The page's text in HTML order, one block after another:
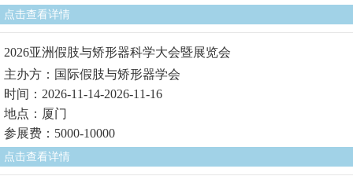
点击查看详情
2026亚洲假肢与矫形器科学大会暨展览会
主办方：国际假肢与矫形器学会
时间：2026-11-14-2026-11-16
地点：厦门
参展费：5000-10000
点击查看详情